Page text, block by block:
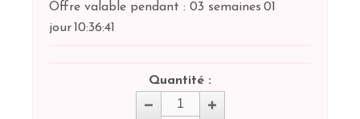
Offre valable pendant : 03 semaines 01
jour 10:36:40
Quantité :